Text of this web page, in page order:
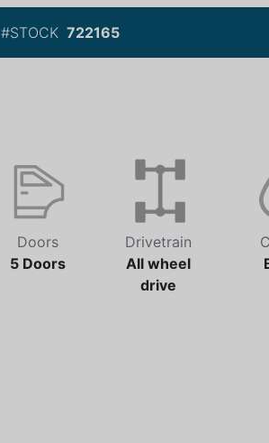
#STOCK 722165
Doors
5 Doors
Drivetrain
All wheel
drive